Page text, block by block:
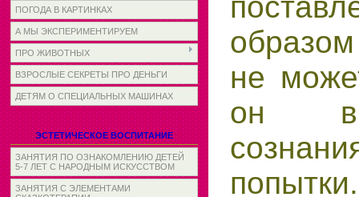
ПОГОДА В КАРТИНКАХ
А МЫ ЭКСПЕРИМЕНТИРУЕМ
ПРО ЖИВОТНЫХ
ВЗРОСЛЫЕ СЕКРЕТЫ ПРО ДЕНЬГИ
ДЕТЯМ О СПЕЦИАЛЬНЫХ МАШИНАХ
ЭСТЕТИЧЕСКОЕ ВОСПИТАНИЕ
ЗАНЯТИЯ ПО ОЗНАКОМЛЕНИЮ ДЕТЕЙ
5-7 ЛЕТ С НАРОДНЫМ ИСКУССТВОМ
ЗАНЯТИЯ С ЭЛЕМЕНТАМИ
не
он